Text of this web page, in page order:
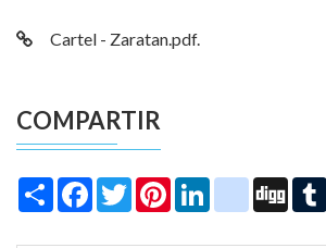
Cartel - Zaratan.pdf.
COMPARTIR
Share Facebook
TwitterPinterestLinkedIninstagram
Digg